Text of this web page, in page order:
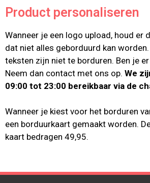
Product personaliseren
Wanneer je een logo upload, houd er
dat niet alles geborduurd kan
teksten zijn niet te borduren. Ben je
Neem dan contact met ons op. We
09:00 tot 23:00 bereikbaar via de
Wanneer je kiest voor het borduren
een borduurkaart gemaakt worden.
kaart bedragen 49,95.